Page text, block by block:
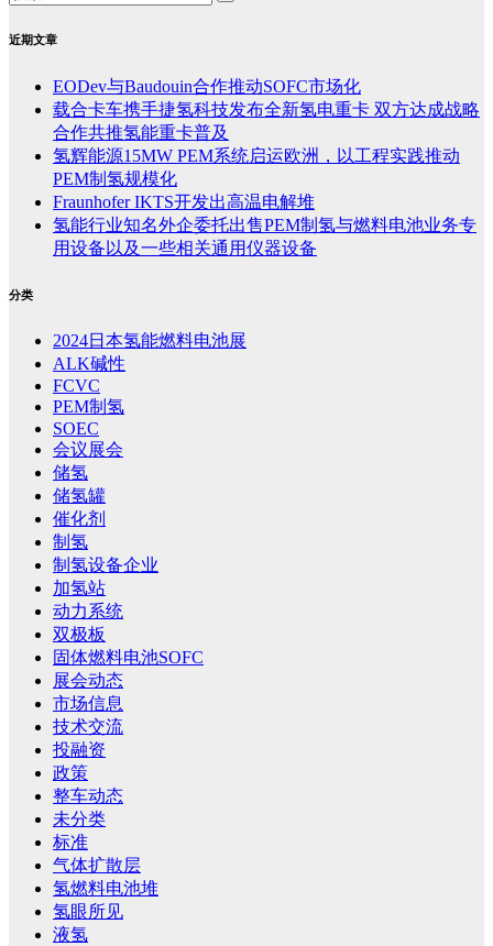
近期文章
EODev与Baudouin合作推动SOFC市场化
载合卡车携手捷氢科技发布全新氢电重卡 双方达成战略
合作共推氢能重卡普及
氢辉能源15MW PEM系统启运欧洲，以工程实践推动
PEM制氢规模化
Fraunhofer IKTS开发出高温电解堆
氢能行业知名外企委托出售PEM制氢与燃料电池业务专
用设备以及一些相关通用仪器设备
分类
2024日本氢能燃料电池展
ALK碱性
FCVC
PEM制氢
SOEC
会议展会
储氢
储氢罐
催化剂
制氢
制氢设备企业
加氢站
动力系统
双极板
固体燃料电池SOFC
展会动态
市场信息
技术交流
投融资
政策
整车动态
未分类
标准
气体扩散层
氢燃料电池堆
氢眼所见
液氢